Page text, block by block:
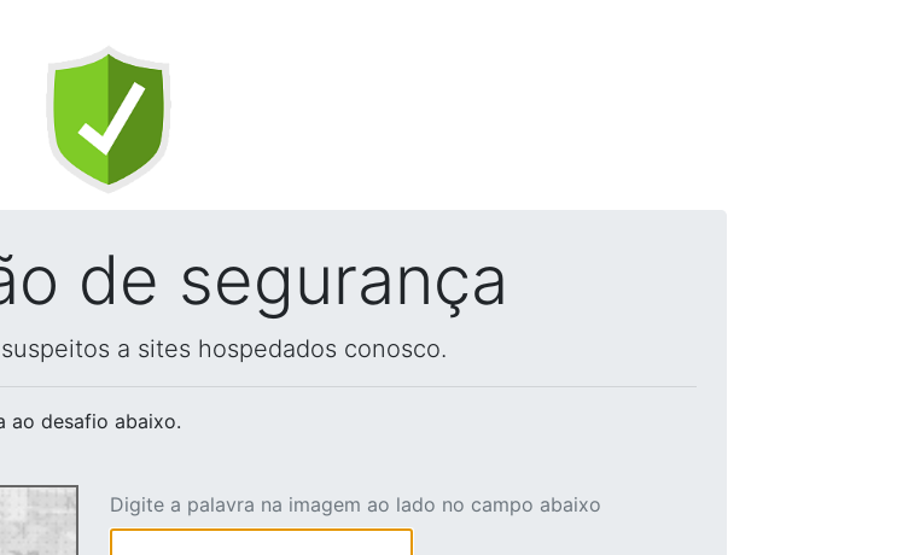
de segurança
a sites hospedados conosco.
ao desafio abaixo.
Digite a palavra na imagem ao lado no campo abaixo